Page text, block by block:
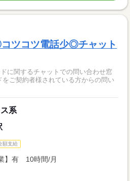
ツコツ電話少◎チャット
に関するチャットでの問い合わせ窓
ご契約者様されている方からの問い
系
額支給
】有 10時間/月